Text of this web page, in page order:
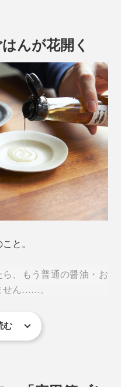
んが花開く
と。
ら、もう普通の醤油・お
せん……。
くなる『つぎ足すだし
む